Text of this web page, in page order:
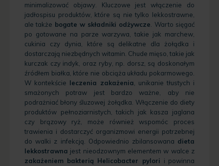
minimalizować objawy. Kluczowe jest włączenie do
jadłospisu produktów, które są nie tylko lekkostrawne,
ale także bogate w składniki odżywcze . Warto sięgać
po gotowane na parze warzywa, takie jak marchew,
cukinia czy dynia, które są delikatne dla żołądka i
dostarczają niezbędnych witamin. Chude mięso, takie jak
kurczak czy indyk, oraz ryby, np. dorsz, są doskonałym
źródłem białka, które nie obciąża układu pokarmowego.
W kontekście leczenia zakażenia , unikanie tłustych i
smażonych potraw jest bardzo ważne, aby nie
podrażniać błony śluzowej żołądka. Włączenie do diety
produktów pełnoziarnistych, takich jak kasza jaglana
czy brązowy ryż, może również wspomóc proces
trawienia i dostarczyć organizmowi energii potrzebnej
do walki z infekcją. Odpowiednio zbilansowana dieta
lekkostrawna jest nieodzownym elementem w walce z
zakażeniem bakterią Helicobacter pylori i powinna